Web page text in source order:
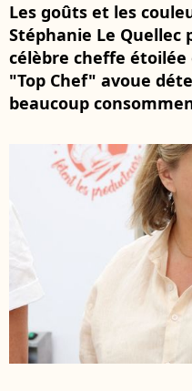
Les goûts et les
Stéphanie Le Quellec
célèbre cheffe
"Top Chef" avoue
beaucoup